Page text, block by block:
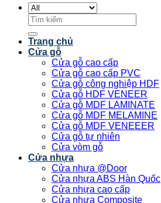
Tìm
kiếm:
Trang chủ
Cửa gỗ
Cửa gỗ cao cấp
Cửa gỗ cao cấp PVC
Cửa gỗ công nghiệp HDF
Cửa gỗ HDF VENEER
Cửa gỗ MDF LAMINATE
Cửa gỗ MDF MELAMINE
Cửa gỗ MDF VENEEER
Cửa gỗ tự nhiên
Cửa vòm gỗ
Cửa nhựa
Cửa nhựa @Door
Cửa nhựa ABS Hàn Quốc
Cửa nhựa cao cấp
Cửa nhựa Composite